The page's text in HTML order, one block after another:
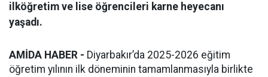
ilköğretim ve lise öğrencileri karne heyecanı
yaşadı.
AMİDA HABER - Diyarbakır’da 2025-2026 eğitim
öğretim yılının ilk döneminin tamamlanmasıyla birlikte